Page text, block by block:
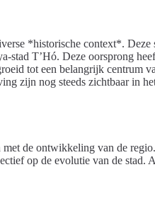
*historische context*. Deze
stad T’Hó. Deze oorsprong
tot een belangrijk centrum
zijn nog steeds zichtbaar in
de ontwikkeling van de
op de evolutie van de stad.